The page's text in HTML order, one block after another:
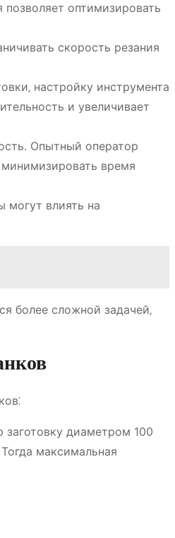
оптимизировать
скорость резания
настройку инструмента
и увеличивает
Опытный оператор
время
могут влиять на
более сложной задачей‚
диаметром 100
максимальная